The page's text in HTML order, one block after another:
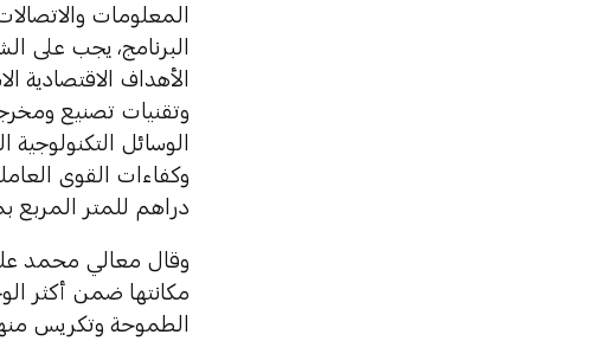
المعلومات
البرنامج، يجب على
الأهداف الاقتصادية
وتقنيات تصنيع
الوسائل
دراهم للمتر المربع
وقال معالي محمد علي
مكانتها ضمن أكثر
الطموحة وتكريس